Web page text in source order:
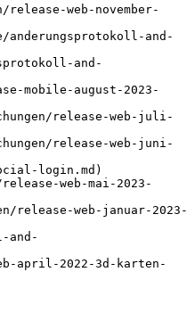
web-november-
and-
and-
mobile-august-2023-
release-web-juli-
release-web-juni-
login.md)
web-mai-2023-
release-web-januar-2023-
and-
april-2022-3d-karten-